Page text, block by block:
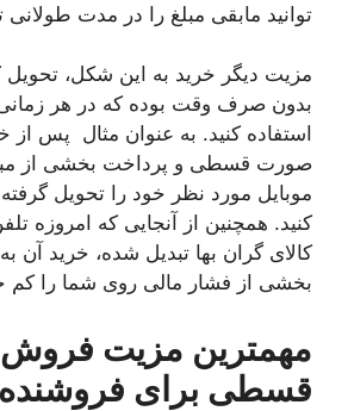
توانید مابقی مبلغ را در مدت طولانی
مزیت دیگر خرید به این شکل، تحویل
بدون صرف وقت بوده که در هر زمانی
استفاده کنید. به عنوان مثال پس
صورت قسطی و پرداخت بخشی از
موبایل مورد نظر خود را تحویل
کنید. همچنین از آنجایی که امروزه
کالای گران بها تبدیل شده، خرید
بخشی از فشار مالی روی شما را کم
مهمترین مزیت
قسطی برای فروشنده